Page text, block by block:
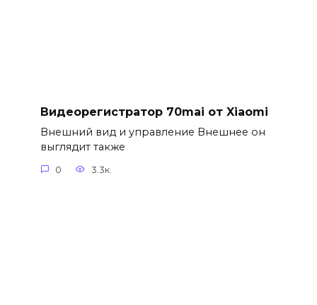
Видеорегистратор 70mai от Xiaomi
Внешний вид и управление Внешнее он
выглядит также
0 3.3к.